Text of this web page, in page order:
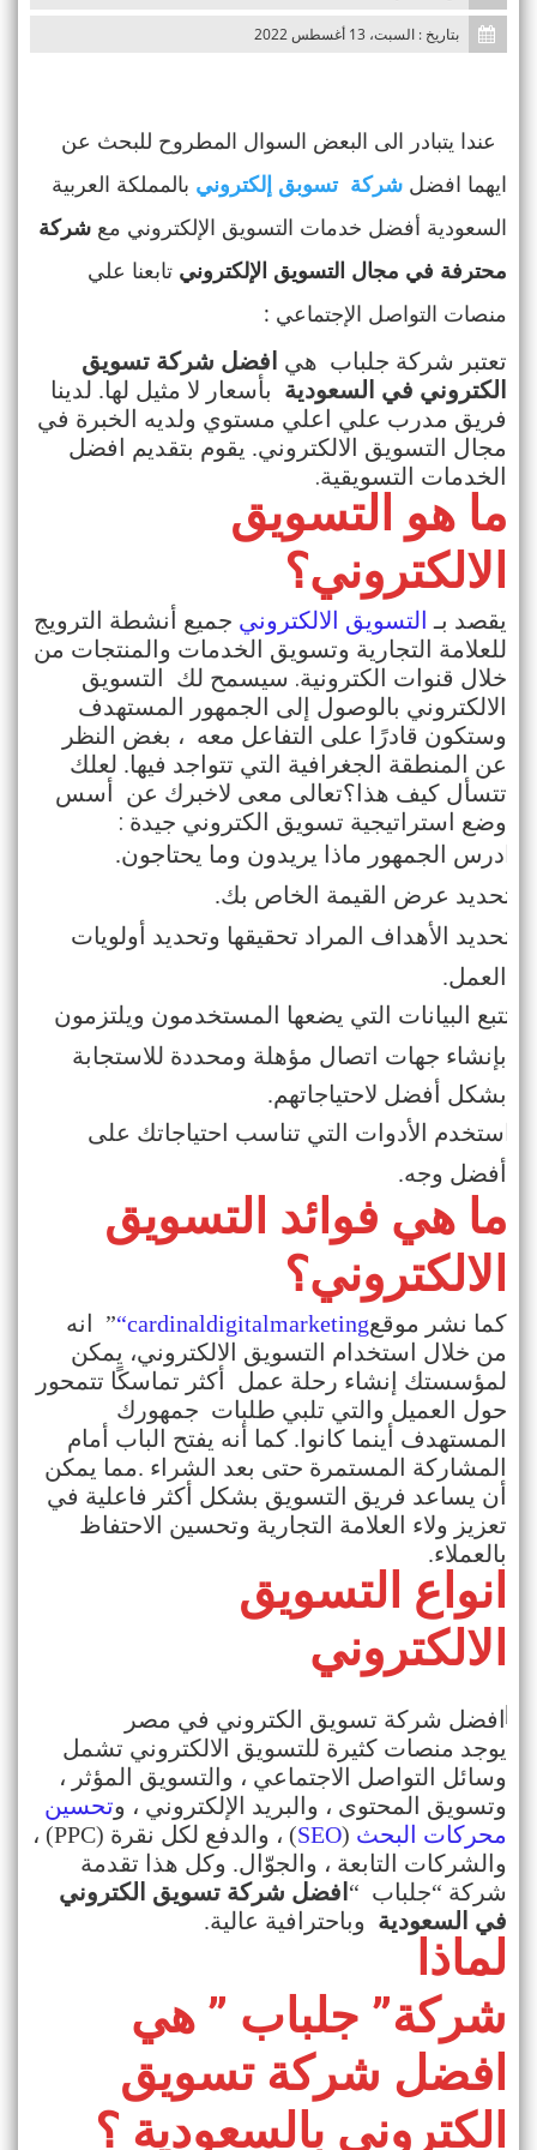
بتاريخ : السبت، 13 أغسطس 2022
عندا يتبادر الى البعض السوال المطروح للبحث عن
ايهما افضل شركة تسوبق إلكتروني بالمملكة العربية
السعودية أفضل خدمات التسويق الإلكتروني مع شركة
محترفة في مجال التسويق الإلكتروني تابعنا علي
منصات التواصل الإجتماعي :
تعتبر شركة جلباب هي افضل شركة تسويق
الكتروني في السعودية بأسعار لا مثيل لها. لدينا
فريق مدرب علي اعلي مستوي ولديه الخبرة في
مجال التسويق الالكتروني. يقوم بتقديم افضل
الخدمات التسويقية.
ما هو التسويق
الالكتروني؟
يقصد بـ التسويق الالكتروني جميع أنشطة الترويج
للعلامة التجارية وتسويق الخدمات والمنتجات من
خلال قنوات الكترونية. سيسمح لك التسويق
الالكتروني بالوصول إلى الجمهور المستهدف
وستكون قادرًا على التفاعل معه ، بغض النظر
عن المنطقة الجغرافية التي تتواجد فيها. لعلك
تتسأل كيف هذا؟تعالى معى لاخبرك عن أسس
وضع استراتيجية تسويق الكتروني جيدة :
ادرس الجمهور ماذا يريدون وما يحتاجون.
تحديد عرض القيمة الخاص بك.
تحديد الأهداف المراد تحقيقها وتحديد أولويات
العمل.
تتبع البيانات التي يضعها المستخدمون ويلتزمون
بإنشاء جهات اتصال مؤهلة ومحددة للاستجابة
بشكل أفضل لاحتياجاتهم.
استخدم الأدوات التي تناسب احتياجاتك على
أفضل وجه.
ما هي فوائد التسويق
الالكتروني؟
كما نشر موقع“cardinaldigitalmarketing
”
انه
من خلال استخدام التسويق الالكتروني، يمكن
لمؤسستك إنشاء رحلة عمل أكثر تماسكًا تتمحور
حول العميل والتي تلبي طلبات جمهورك
المستهدف أينما كانوا. كما أنه يفتح الباب أمام
المشاركة المستمرة حتى بعد الشراء .مما يمكن
أن يساعد فريق التسويق بشكل أكثر فاعلية في
تعزيز ولاء العلامة التجارية وتحسين الاحتفاظ
بالعملاء.
انواع التسويق
الالكتروني
يوجد منصات كثيرة للتسويق الالكتروني تشمل
وسائل التواصل الاجتماعي ، والتسويق المؤثر ،
وتسويق المحتوى ، والبريد الإلكتروني ، وتحسين
محركات البحث (
SEO
) ، والدفع لكل نقرة (PPC)
،
والشركات التابعة ، والجوّال. وكل هذا تقدمة
شركة “جلباب “ افضل شركة تسويق الكتروني
في السعودية وباحترافية عالية.
لماذا
شركة” جلباب ” هي
افضل شركة تسويق
الكتروني بالسعودية ؟